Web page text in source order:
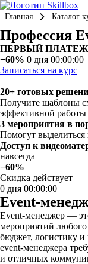
Главная Каталог
Профессия
ПЕРВЫЙ
−60% 0 дня 00:00:00
Записаться на курс
20+ готовых
Получите шаблоны
эффективной работы
3 мероприятия в
Помогут выделиться
Доступ к
навсегда
−60%
Скидка действует
0 дня 00:00:00
Event-
Event-менеджер —
мероприятий
бюджет, логистику
event-менеджера
и отличных